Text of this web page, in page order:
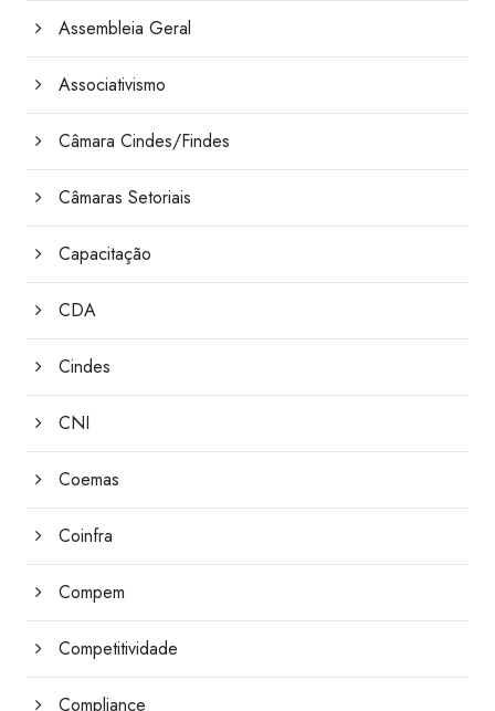
Assembleia Geral
Associativismo
Câmara Cindes/Findes
Câmaras Setoriais
Capacitação
CDA
Cindes
CNI
Coemas
Coinfra
Compem
Competitividade
Compliance